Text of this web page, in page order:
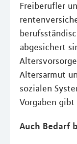
Freiberufler
abgesichert
Altersarmut
sozialen
Vorgaben
Auch Bedarf